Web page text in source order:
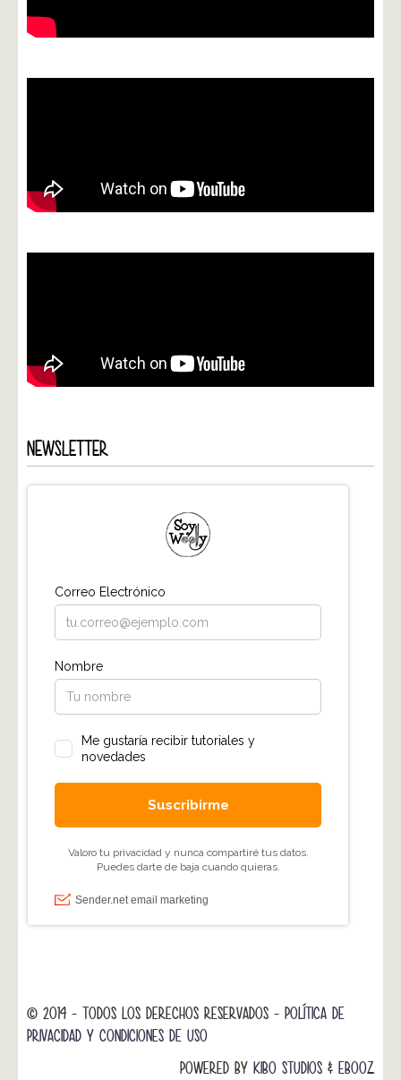
NEWSLETTER
© 2014 - TODOS LOS DERECHOS RESERVADOS - POLÍTICA DE
PRIVACIDAD Y CONDICIONES DE USO
POWERED BY KIBO STUDIOS & EBOOZ